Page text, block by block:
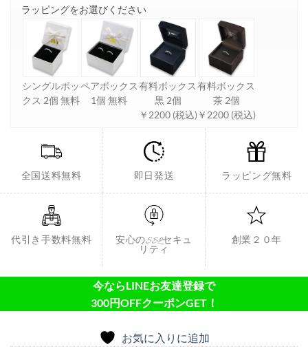
ラッピングをお選びください
シングルボッ
クス 2個 無料
ペアボックス
1個 無料
有料ボックス
黒 2個
￥2200 (税込)
有料ボックス
茶 2個
￥2200 (税込)
全国送料無料 即日発送 ラッピング無料
代引き手数料無料
安心のSSLセキュ
リティ
創業２０年
今ならLINEお友達登録で
300円OFFクーポンGET！
お気に入りに追加